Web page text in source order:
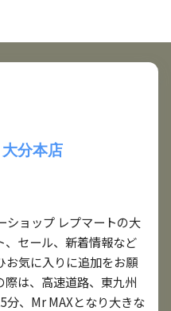
分本店
ショップ レプマートの大
、セール、新着情報など
お気に入りに追加をお願
際は、高速道路、東九州
分、Mr MAXとなり大きな